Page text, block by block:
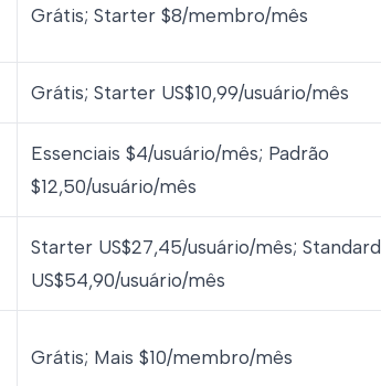
Grátis; Starter $8/membro/mês
Grátis; Starter US$10,99/usuário/mês
Essenciais $4/usuário/mês; Padrão
$12,50/usuário/mês
Starter US$27,45/usuário/mês; Standard
US$54,90/usuário/mês
Grátis; Mais $10/membro/mês